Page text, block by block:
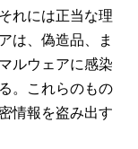
れには正当な理
は、偽造品、ま
ルウェアに感染
。これらのもの
情報を盗み出す